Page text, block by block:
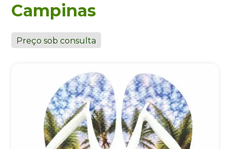
Campinas
Preço sob consulta
+55
Eu concordo em receber comunicações.
A nossa empresa está comprometida a proteger e respeitar
sua privacidade, utilizaremos seus dados apenas para fins
de marketing. Você pode alterar suas preferências a